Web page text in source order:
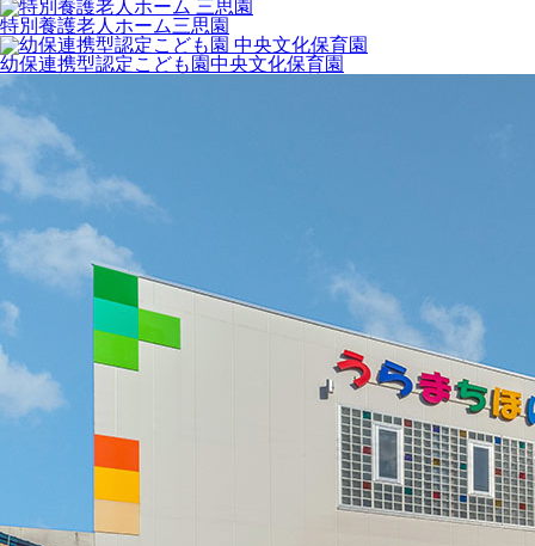
特別養護老人ホーム三思園
幼保連携型認定こども園中央文化保育園